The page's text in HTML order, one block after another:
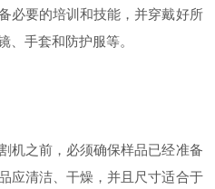
必要的培训和技能，并穿戴好所
、手套和防护服等。
之前，必须确保样品已经准备
应清洁、干燥，并且尺寸适合于